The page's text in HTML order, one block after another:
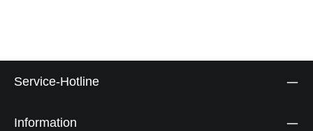
Service-Hotline
Information